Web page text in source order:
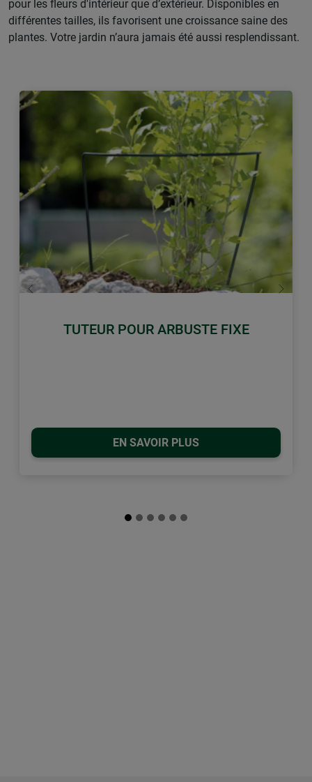
pour les fleurs d'intérieur que d’extérieur. Disponibles en
différentes tailles, ils favorisent une croissance saine des
plantes. Votre jardin n’aura jamais été aussi resplendissant.
TUTEUR POUR ARBUSTE FIXE
EN SAVOIR PLUS
retour